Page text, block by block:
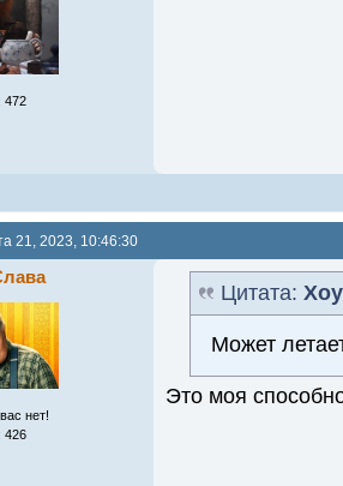
472
21, 2023, 10:46:30
нет!
426
Цитата:
Может
Это моя